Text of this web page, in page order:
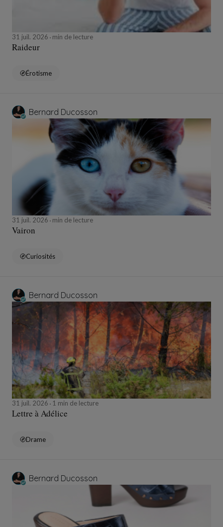
31 juil. 2026 min de lecture
Raideur
Érotisme
Bernard Ducosson
31 juil. 2026 min de lecture
Vairon
Curiosités
Bernard Ducosson
31 juil. 2026 1 min de lecture
Lettre à Adélice
Drame
Bernard Ducosson